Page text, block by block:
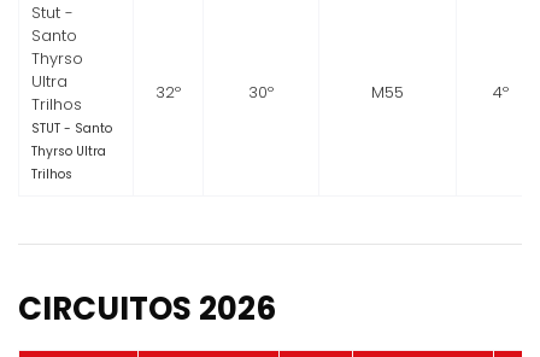
Stut -
Santo
Thyrso
Ultra
Trilhos
STUT - Santo
Thyrso Ultra
Trilhos
32º 30º M55 4º
CIRCUITOS 2026